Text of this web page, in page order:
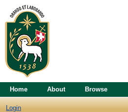
Home About Browse
Login